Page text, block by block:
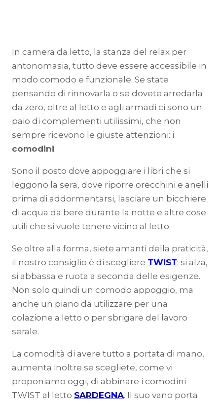
In camera da letto, la stanza del relax per
antonomasia, tutto deve essere accessibile in
modo comodo e funzionale. Se state
pensando di rinnovarla o se dovete arredarla
da zero, oltre al letto e agli armadi ci sono un
paio di complementi utilissimi, che non
sempre ricevono le giuste attenzioni: i
comodini.
Sono il posto dove appoggiare i libri che si
leggono la sera, dove riporre orecchini e anelli
prima di addormentarsi, lasciare un bicchiere
di acqua da bere durante la notte e altre cose
utili che si vuole tenere vicino al letto.
Se oltre alla forma, siete amanti della praticità,
il nostro consiglio è di scegliere TWIST: si alza,
si abbassa e ruota a seconda delle esigenze.
Non solo quindi un comodo appoggio, ma
anche un piano da utilizzare per una
colazione a letto o per sbrigare del lavoro
serale.
La comodità di avere tutto a portata di mano,
aumenta inoltre se scegliete, come vi
proponiamo oggi, di abbinare i comodini
TWIST al letto SARDEGNA. Il suo vano porta